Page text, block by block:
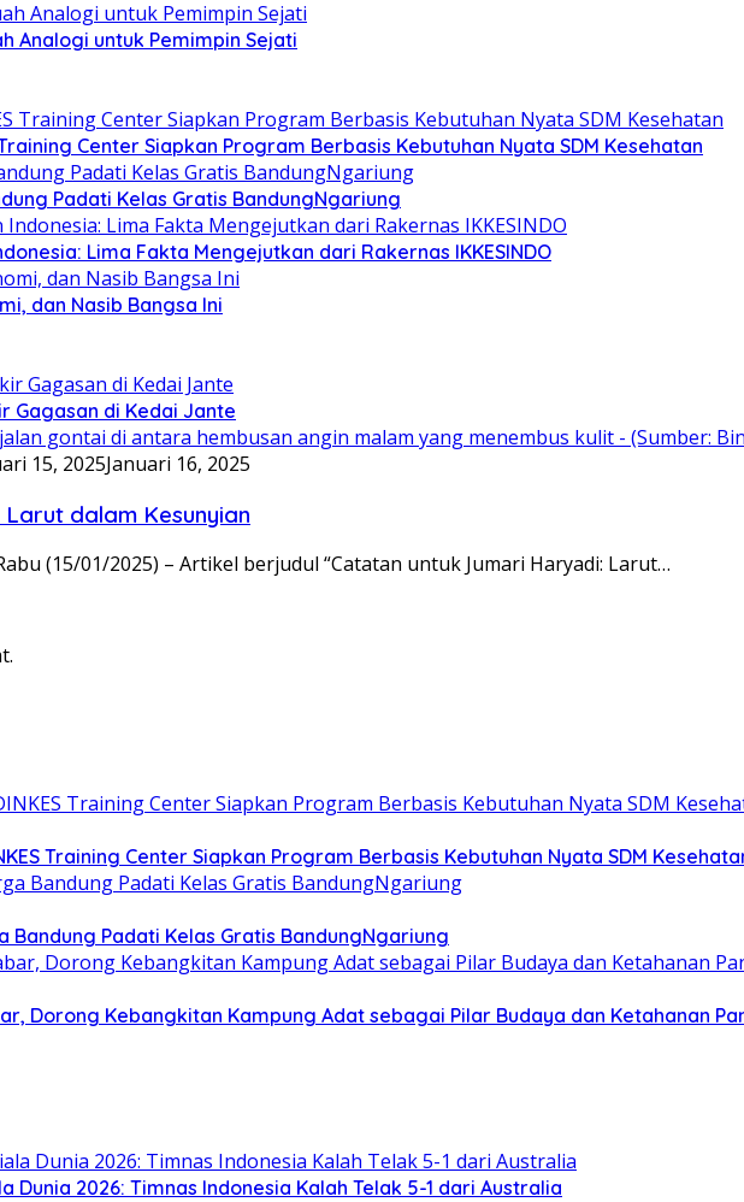
Analogi untuk Pemimpin Sejati
Center Siapkan Program Berbasis Kebutuhan Nyata SDM Kesehatan
Padati Kelas Gratis BandungNgariung
Lima Fakta Mengejutkan dari Rakernas IKKESINDO
dan Nasib Bangsa Ini
Gagasan di Kedai Jante
15, 2025Januari 16, 2025
dalam Kesunyian
Rabu (15/01/2025) – Artikel berjudul “Catatan untuk Jumari Haryadi: Larut…
Training Center Siapkan Program Berbasis Kebutuhan Nyata SDM
Bandung Padati Kelas Gratis BandungNgariung
Dorong Kebangkitan Kampung Adat sebagai Pilar Budaya dan Ketahanan
Dunia 2026: Timnas Indonesia Kalah Telak 5-1 dari Australia